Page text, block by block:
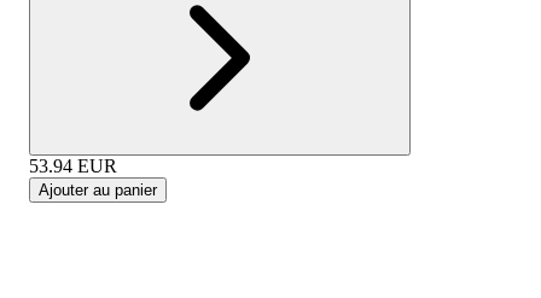
53.94 EUR
Ajouter au panier